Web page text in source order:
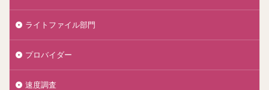
ライトファイル部門
プロバイダー
速度調査